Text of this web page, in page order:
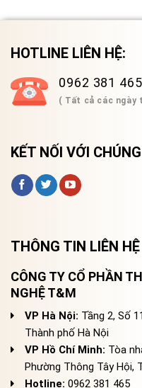
HOTLINE LIÊN HỆ:
0962 381 465
( Tất cả các ngày
KẾT NỐI VỚI
THÔNG TIN LIÊN HỆ
CÔNG TY CỔ PHẦN
NGHỆ T&M
VP Hà Nội: Tầng 2, Số
Thành phố Hà Nội
VP Hồ Chí Minh: Tòa
Phường Thông Tây Hội,
Hotline: 0962 381 465